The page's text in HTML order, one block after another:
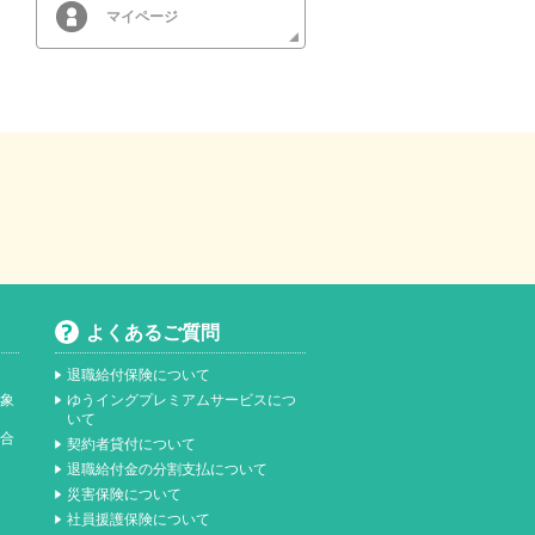
マイページ
よくあるご質問
退職給付保険について
ゆうイングプレミアムサービスにつ
いて
契約者貸付について
退職給付金の分割支払について
災害保険について
社員援護保険について